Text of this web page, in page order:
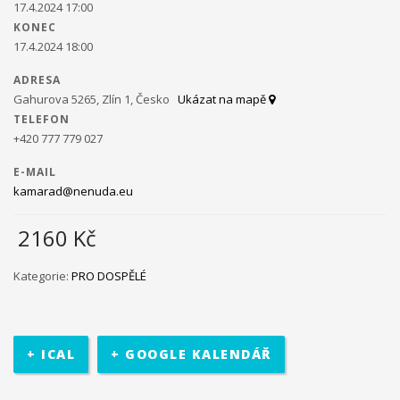
Ministerstvo práce a sociálních věcí ve spolupráci s
občanským sdružením Kamarád Nenuda realizují v
napomáhá zdravému vývoji dítěte, přes zkvalitnění vztahů
v rodině a prostřednictvím rodinného zážitkového odpoledne
metoda Snozelen v multisenzorické místnosti.
kteří jsou znevýhodněného i běžného prostředí.
účastníci seznámí se základními informace o projektu. Poté
bude jejich úkolem najít a definovat lokální problém a pracovat
17.4.2024 17:00
KONEC
17.4.2024 18:00
ADRESA
Gahurova 5265, Zlín 1, Česko Ukázat na mapě
TELEFON
+420 777 779 027
E-MAIL
kamarad@nenuda.eu
2160 Kč
Kategorie: PRO DOSPĚLÉ
+ ICAL + GOOGLE KALENDÁŘ